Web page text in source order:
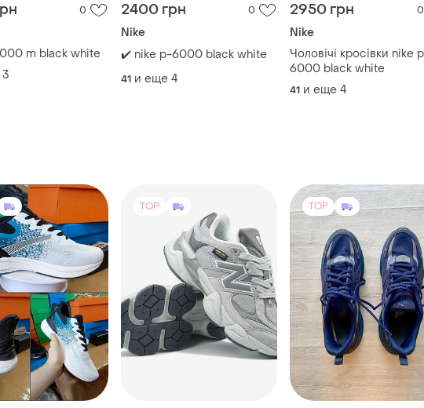
0
m black white
3
2400 грн 0
Nike
✔️ nike p-6000 black white
41 и еще 4
2950 грн 0
Nike
Чоловічі кросівки nike
6000 black white
41 и еще 4
TOP TOP